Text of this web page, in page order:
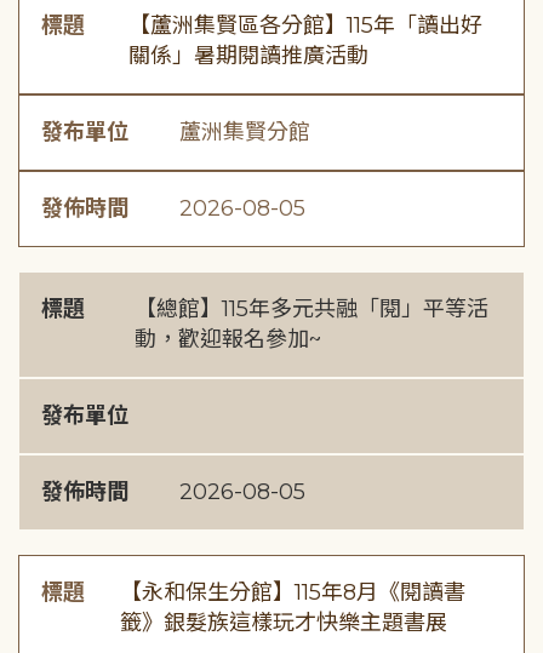
標題
【蘆洲集賢區各分館】115年「讀出好
關係」暑期閱讀推廣活動
發布單位 蘆洲集賢分館
發佈時間 2026-08-05
標題
【總館】115年多元共融「閱」平等活
動，歡迎報名參加~
發布單位
發佈時間 2026-08-05
標題
【永和保生分館】115年8月《閱讀書
籤》銀髮族這樣玩才快樂主題書展